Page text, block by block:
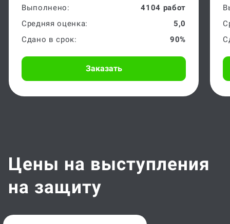
Выполнено:
4104 работ
Средняя оценка:
5,0
Сдано в срок:
90%
Заказать
Цены на выступления
на защиту